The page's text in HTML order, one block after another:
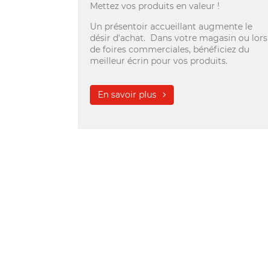
Mettez vos produits en valeur !
Un présentoir accueillant augmente le
désir d'achat. Dans votre magasin ou lors
de foires commerciales, bénéficiez du
meilleur écrin pour vos produits.
En savoir plus